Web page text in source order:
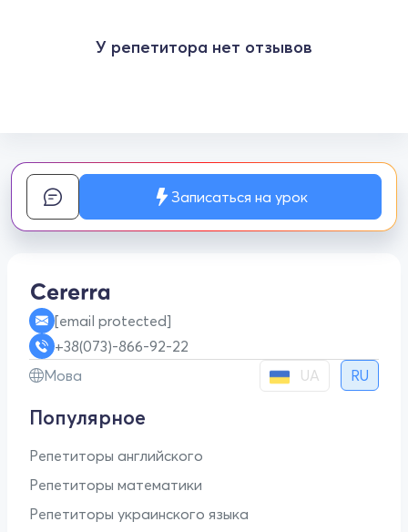
У репетитора нет отзывов
Записаться на урок
[email protected]
+38(073)-866-92-22
Мова
UA RU
Популярное
Репетиторы английского
Репетиторы математики
Репетиторы украинского языка